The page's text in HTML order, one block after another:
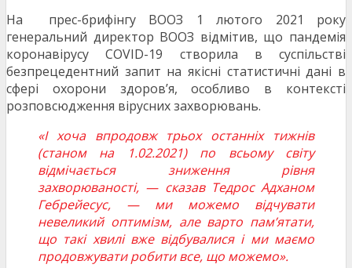
На прес-брифінгу ВООЗ 1 лютого 2021 року
генеральний директор ВООЗ відмітив, що пандемія
коронавірусу COVID-19 створила в суспільстві
безпрецедентний запит на якісні статистичні дані в
сфері охорони здоров’я, особливо в контексті
розповсюдження вірусних захворювань.
«І хоча впродовж трьох останніх тижнів
(станом на 1.02.2021) по всьому світу
відмічається зниження рівня
захворюваності, — сказав Тедрос Адханом
Гебрейесус, — ми можемо відчувати
невеликий оптимізм, але варто пам’ятати,
що такі хвилі вже відбувалися і ми маємо
продовжувати робити все, що можемо».